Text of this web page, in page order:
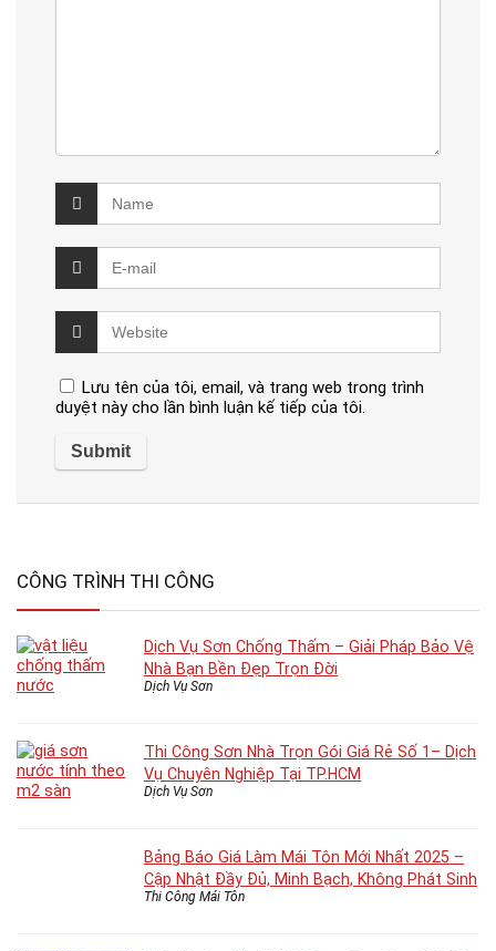
Lưu tên của tôi, email, và trang web trong trình
duyệt này cho lần bình luận kế tiếp của tôi.
CÔNG TRÌNH THI CÔNG
Dịch Vụ Sơn Chống Thấm – Giải Pháp Bảo Vệ
Nhà Bạn Bền Đẹp Trọn Đời
Dịch Vụ Sơn
Thi Công Sơn Nhà Trọn Gói Giá Rẻ Số 1– Dịch
Vụ Chuyên Nghiệp Tại TP.HCM
Dịch Vụ Sơn
Bảng Báo Giá Làm Mái Tôn Mới Nhất 2025 –
Cập Nhật Đầy Đủ, Minh Bạch, Không Phát Sinh
Thi Công Mái Tôn